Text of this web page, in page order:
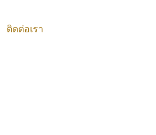
ติดต่อเรา